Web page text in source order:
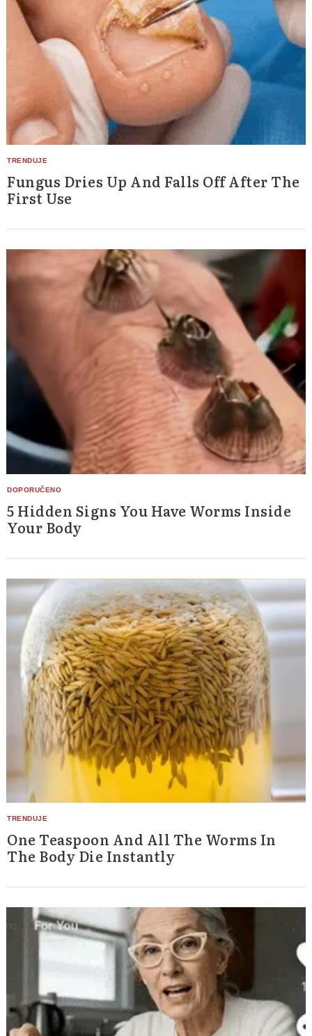
Fungus Dries Up And Falls Off After The
First Use
5 Hidden Signs You Have Worms Inside
Your Body
One Teaspoon And All The Worms In
The Body Die Instantly
Search
for: